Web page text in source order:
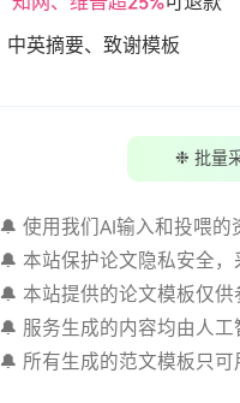
英摘要、致谢模板
❉ 批量
🔔 使用我们AI输入和投喂
🔔 本站保护论文隐私安全
🔔 本站提供的论文模板仅供
🔔 服务生成的内容均由人
🔔 所有生成的范文模板只